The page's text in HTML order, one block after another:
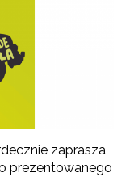
zaprasza
prezentowanego